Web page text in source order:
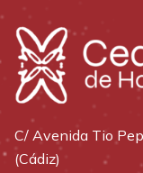
C/ Avenida Tio
(Cádiz)